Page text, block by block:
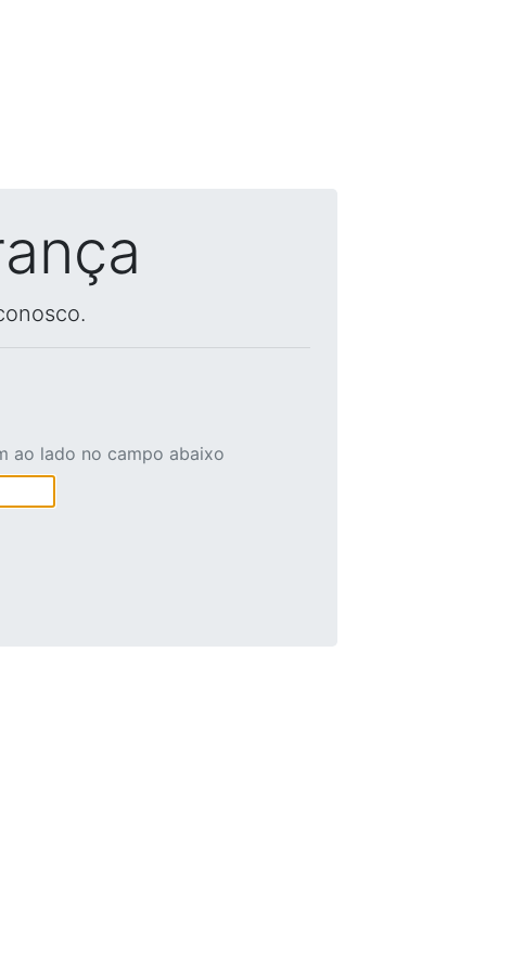
ao lado no campo abaixo